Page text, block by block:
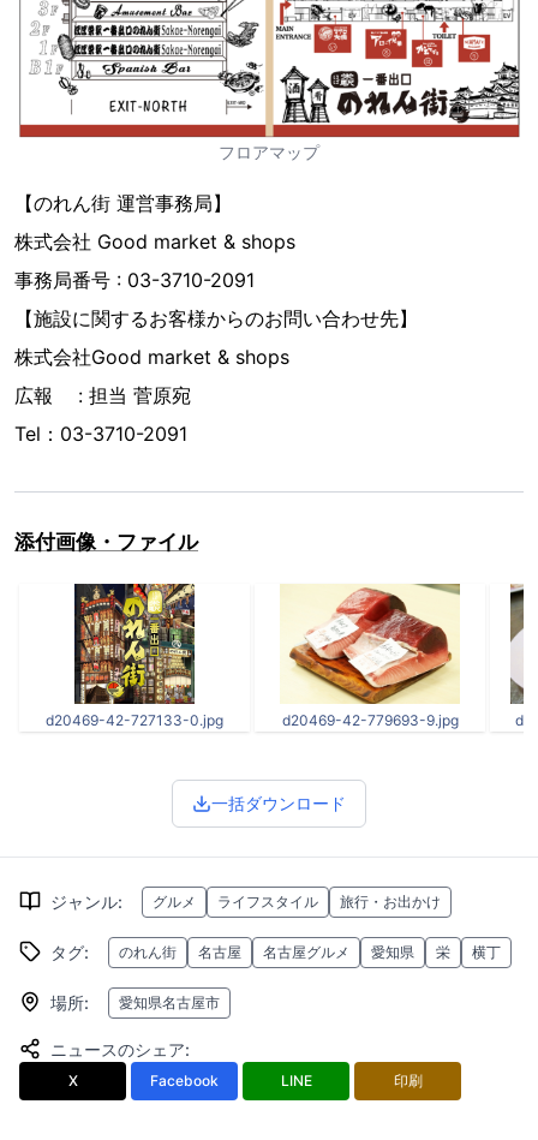
フロアマップ
【のれん街 運営事務局】
株式会社 Good market & shops
事務局番号 : 03-3710-2091
【施設に関するお客様からのお問い合わせ先】
株式会社Good market & shops
広報 : 担当 菅原宛
Tel：03-3710-2091
添付画像・ファイル
d20469-42-727133-0.jpg d20469-42-779693-9.jpg
一括ダウンロード
ジャンル: グルメ ライフスタイル 旅行・お出かけ
タグ: のれん街 名古屋 名古屋グルメ 愛知県 栄 横丁
場所: 愛知県名古屋市
ニュースのシェア:
X Facebook LINE 印刷